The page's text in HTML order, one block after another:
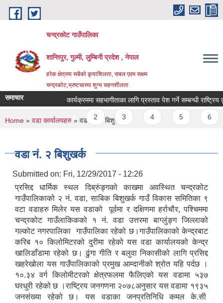
Skip to main content
चन्द्रकोट गाउँपालिका
शान्तिपुर, गुल्मी, लुम्बिनी प्रदेश , नेपाल
हरेक क्षेत्रमा सबैको कृयाशिलता, सबल एवम सक्षम
चन्द्रकोट,भ्रष्टचारमा शुन्य सहनशीलता
समाचार कार्यक्रममा सहभागीताका लागि प्रस्ताव पेश गर्ने सम्बन्धी राष्ट्रिय
Pages
1 2 3
You are here
Home » वडा कार्यालयहरु » वडा नं. २ ‌‍बिशुखर्क
वडा नं. २ ‌‍बिशुखर्क
Submitted on: Fri, 12/29/2017 - 12:26
प्रसिद्द धार्मिक स्थल दिब्रुंङ्गको काखमा अवस्थित चन्द्रकोट
गाउँपालिकाको २ नं. वडा, साबिक बिशुखर्क गाउँ विकास समितिका ९
वटा वडाहरु मिलेर यस वडाको पूर्वमा र दक्षिणमा हर्राचौर, पश्चिममा
चन्द्रकोट गाउँलाकिकको १ नं. वडा उत्तरमा बाग्लुंङ्ग जिल्लाको
गल्कोट नगरपालिका गाउँपालिका रहेको छ।गाउँपालिकाको केन्द्रबाट
करिब १० किलोमिटरको दुरीमा रहेको यस वडा कार्यालयको केन्द्र
खालिडाँडामा रहेको छ। ढुंगा गीति र बलुवा निकासीको लागि प्रसिद्द
खहरेखोला यस गाउँपालिकाको प्रमुख आम्दानीको श्रोत यहि पर्दछ ।
१०.३४ वर्ग किलोमीटरको क्षेत्रफलमा फैलिएको यस वडामा ५३७
घरधुरी रहेको छ ।राष्ट्रिय जनगणना २०७८अनुसार यस वडामा १९३५
जनसंख्या रहेको छ। यस वडाका जनप्रतिनिधि कमल के.सी